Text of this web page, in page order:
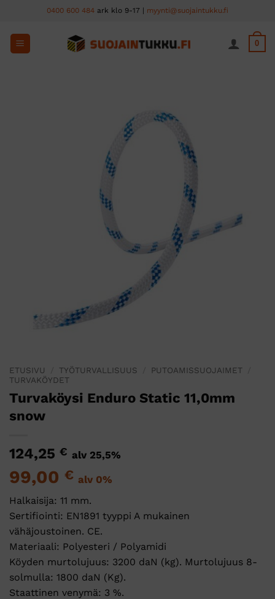
content
0400 600 484 ark klo 9-17 | myynti@suojaintukku.fi
0
ETUSIVU TYÖTURVALLISUUS PUTOAMISSUOJAIMET
TURVAKÖYDET
Turvaköysi Enduro Static 11,0mm
snow
124,25 € alv 25,5%
99,00 € alv 0%
Halkaisija: 11 mm.
Sertifiointi: EN1891 tyyppi A mukainen
vähäjoustoinen. CE.
Materiaali: Polyesteri / Polyamidi
Köyden murtolujuus: 3200 daN (kg). Murtolujuus 8-
solmulla: 1800 daN (Kg).
Staattinen venymä: 3 %.